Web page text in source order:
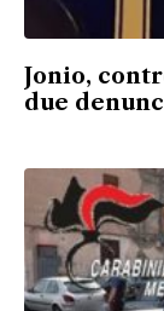
Jonio,
due